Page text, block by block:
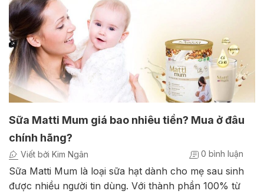
Sữa Matti Mum giá bao nhiêu tiền? Mua ở đâu
chính hãng?
Viết bởi Kim Ngân 0 bình luận
Sữa Matti Mum là loại sữa hạt dành cho mẹ sau sinh
được nhiều người tin dùng. Với thành phần 100% từ